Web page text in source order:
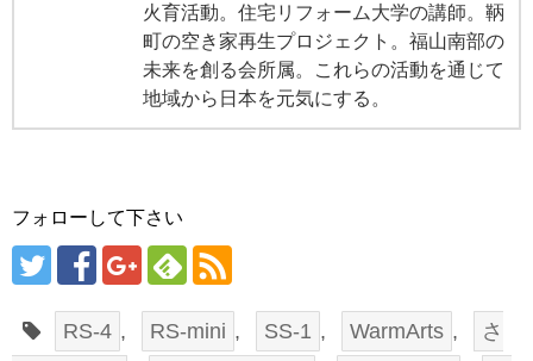
火育活動。住宅リフォーム大学の講師。鞆
町の空き家再生プロジェクト。福山南部の
未来を創る会所属。これらの活動を通じて
地域から日本を元気にする。
フォローして下さい
RS-4 , RS-mini , SS-1 , WarmArts ,
さ